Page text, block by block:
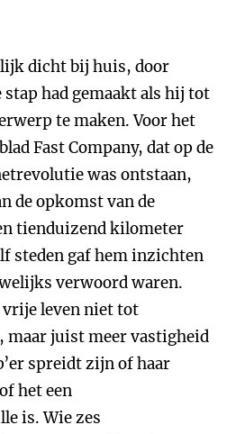
dicht bij huis, door
stap had gemaakt als hij tot
te maken. Voor het
Fast Company, dat op de
was ontstaan,
de opkomst van de
tienduizend kilometer
steden gaf hem inzichten
verwoord waren.
leven niet tot
maar juist meer vastigheid
spreidt zijn of haar
het een
is. Wie zes